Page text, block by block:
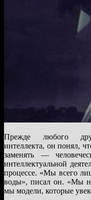
Прежде любого
интеллекта, он понял,
заменять —
интеллектуальной
процессе. «Мы всего
воды», писал он. «Мы
мы модели, которые